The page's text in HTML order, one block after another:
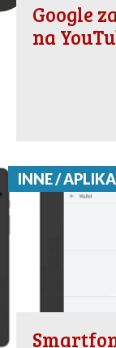
Google
na
INNE /